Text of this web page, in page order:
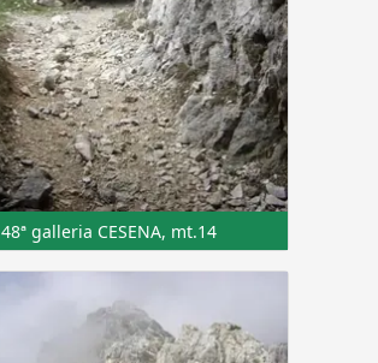
48ª galleria CESENA, mt.14